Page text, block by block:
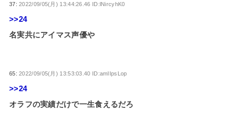
37:2022/09/05(月) 13:44:26.46 ID:lNircyhK0
>>24
名実共にアイマス声優や
65:2022/09/05(月) 13:53:03.40 ID:amIIpsLop
>>24
オラフの実績だけで一生食えるだろ